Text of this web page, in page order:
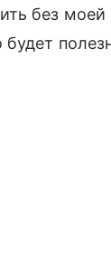
без
будет